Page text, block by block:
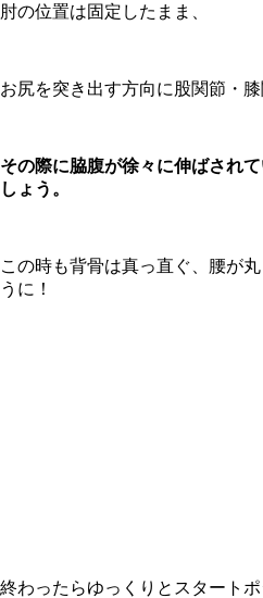
肘の位置は固定したまま、
お尻を突き出す方向に股関節・
その際に脇腹が徐々に伸ばされ
しょう。
この時も背骨は真っ直ぐ、腰が
うに！
終わったらゆっくりとスタート